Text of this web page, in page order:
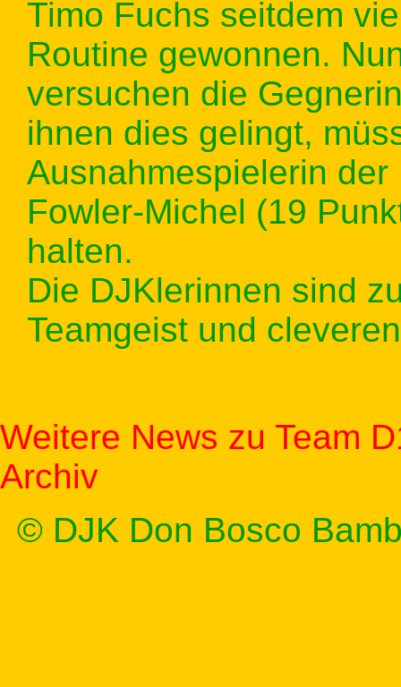
Timo Fuchs seitdem
Routine gewonnen.
versuchen die
ihnen dies gelingt,
Ausnahmespielerin
Fowler-Michel (19
halten.
Die DJKlerinnen sind
Teamgeist und
Weitere News zu Team
Archiv
© DJK Don Bosco